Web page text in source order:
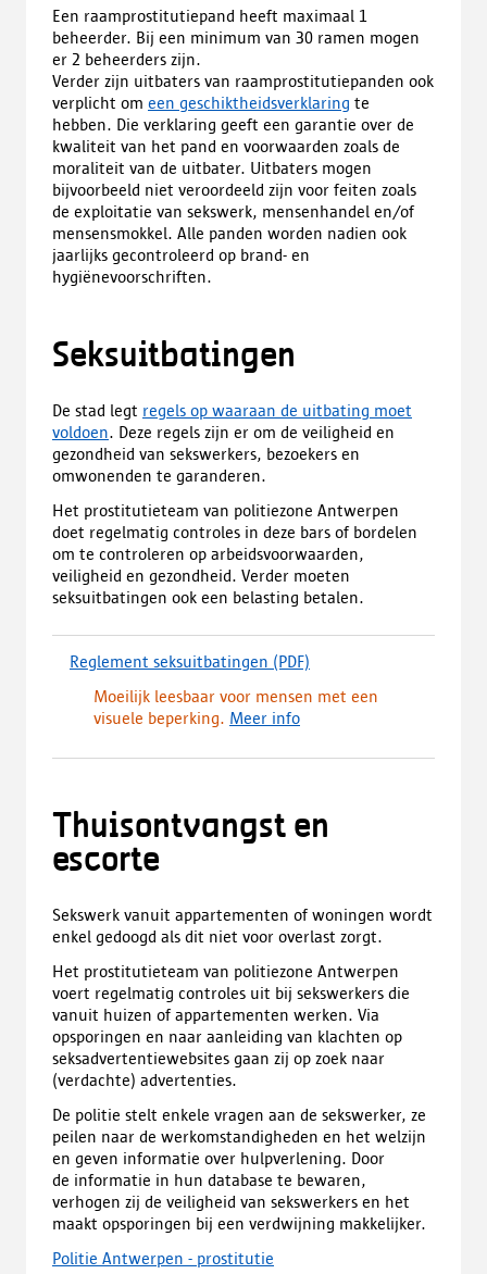
Een raamprostitutiepand heeft maximaal 1
beheerder. Bij een minimum van 30 ramen mogen
er 2 beheerders zijn.
Verder zijn uitbaters van raamprostitutiepanden ook
verplicht om een geschiktheidsverklaring te
hebben. Die verklaring geeft een garantie over de
kwaliteit van het pand en voorwaarden zoals de
moraliteit van de uitbater. Uitbaters mogen
bijvoorbeeld niet veroordeeld zijn voor feiten zoals
de exploitatie van sekswerk, mensenhandel en/of
mensensmokkel. Alle panden worden nadien ook
jaarlijks gecontroleerd op brand- en
hygiënevoorschriften.
Seksuitbatingen
De stad legt regels op waaraan de uitbating moet
voldoen. Deze regels zijn er om de veiligheid en
gezondheid van sekswerkers, bezoekers en
omwonenden te garanderen.
Het prostitutieteam van politiezone Antwerpen
doet regelmatig controles in deze bars of bordelen
om te controleren op arbeidsvoorwaarden,
veiligheid en gezondheid. Verder moeten
seksuitbatingen ook een belasting betalen.
Reglement seksuitbatingen (PDF)
o
d
e
n
t
i
n
e
e
i
e
u
w
t
a
Moeilijk leesbaar voor mensen met een
visuele beperking. Meer info
Thuisontvangst en
escorte
Sekswerk vanuit appartementen of woningen wordt
enkel gedoogd als dit niet voor overlast zorgt.
Het prostitutieteam van politiezone Antwerpen
voert regelmatig controles uit bij sekswerkers die
vanuit huizen of appartementen werken. Via
opsporingen en naar aanleiding van klachten op
seksadvertentiewebsites gaan zij op zoek naar
(verdachte) advertenties.
De politie stelt enkele vragen aan de sekswerker, ze
peilen naar de werkomstandigheden en het welzijn
en geven informatie over hulpverlening. Door
de informatie in hun database te bewaren,
verhogen zij de veiligheid van sekswerkers en het
maakt opsporingen bij een verdwijning makkelijker.
Politie Antwerpen - prostitutie